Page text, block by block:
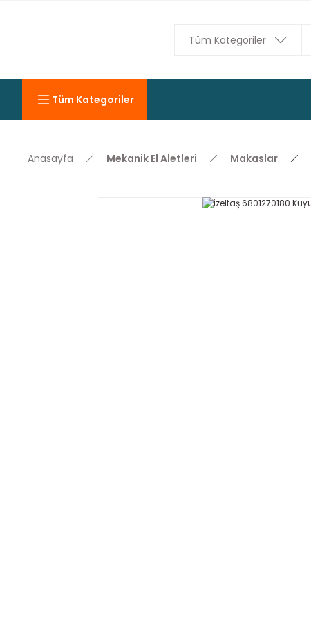
Tüm Kategoriler
Anasayfa Mekanik El Aletleri Makaslar